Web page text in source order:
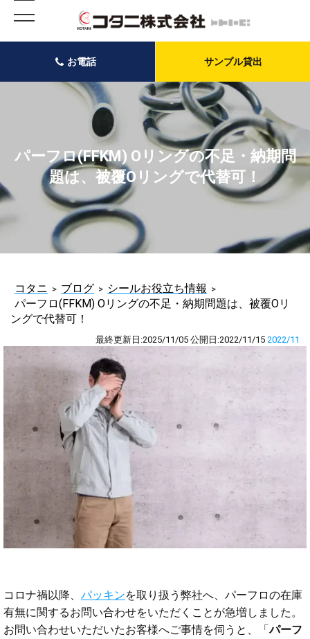
お電話 サンプル貸出
パーフロ(FFKM) Oリングの不足・納期問
題は、被覆Oリングで代替可！
コタニ ブログ
シールお役立ち情報
パーフロ(FFKM) Oリングの不足・納期問題は、被覆Oリ
ングで代替可！
最終更新日:2025/11/05 公開日:2022/11/15 2022/11
コロナ禍以降、 パッキンを取り扱う弊社へ、パーフロの在庫
有無に関するお問い合わせをいただくことが急増しました。
お問い合わせいただいたお客様へご事情を伺うと、「パーフ